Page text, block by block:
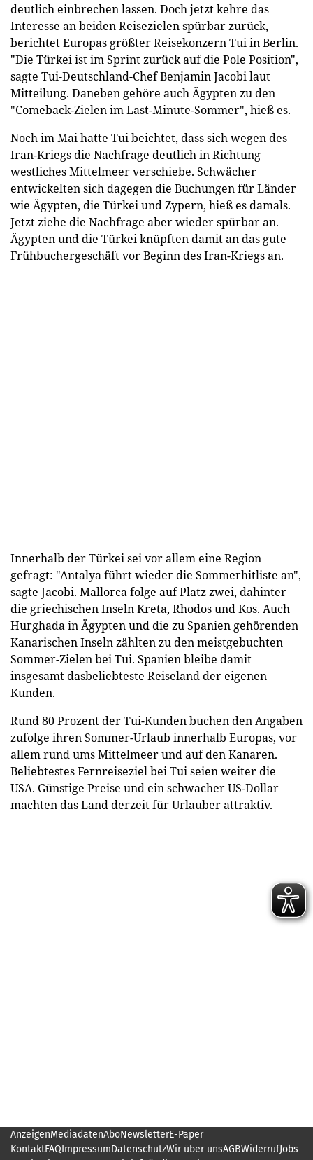
deutlich einbrechen lassen. Doch jetzt kehre das
Interesse an beiden Reisezielen spürbar zurück,
berichtet Europas größter Reisekonzern Tui in Berlin.
"Die Türkei ist im Sprint zurück auf die Pole Position",
sagte Tui-Deutschland-Chef Benjamin Jacobi laut
Mitteilung. Daneben gehöre auch Ägypten zu den
"Comeback-Zielen im Last-Minute-Sommer", hieß es.
Noch im Mai hatte Tui beichtet, dass sich wegen des
Iran-Kriegs die Nachfrage deutlich in Richtung
westliches Mittelmeer verschiebe. Schwächer
entwickelten sich dagegen die Buchungen für Länder
wie Ägypten, die Türkei und Zypern, hieß es damals.
Jetzt ziehe die Nachfrage aber wieder spürbar an.
Ägypten und die Türkei knüpften damit an das gute
Frühbuchergeschäft vor Beginn des Iran-Kriegs an.
Innerhalb der Türkei sei vor allem eine Region
gefragt: "Antalya führt wieder die Sommerhitliste an",
sagte Jacobi. Mallorca folge auf Platz zwei, dahinter
die griechischen Inseln Kreta, Rhodos und Kos. Auch
Hurghada in Ägypten und die zu Spanien gehörenden
Kanarischen Inseln zählten zu den meistgebuchten
Sommer-Zielen bei Tui. Spanien bleibe damit
insgesamt dasbeliebteste Reiseland der eigenen
Kunden.
Rund 80 Prozent der Tui-Kunden buchen den Angaben
zufolge ihren Sommer-Urlaub innerhalb Europas, vor
allem rund ums Mittelmeer und auf den Kanaren.
Beliebtestes Fernreiseziel bei Tui seien weiter die
USA. Günstige Preise und ein schwacher US-Dollar
machten das Land derzeit für Urlauber attraktiv.
AnzeigenMediadatenAboNewsletterE-Paper
KontaktFAQImpressumDatenschutzWir über unsAGBWiderrufJobs